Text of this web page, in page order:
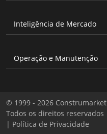
Inteligência de Mercado
Operação e Manutenção
© 1999 - 2026 Construmarket
Todos os direitos reservados
| Política de Privacidade